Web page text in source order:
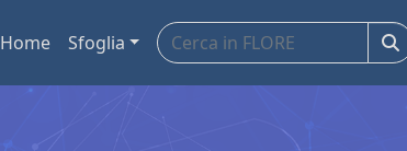
Home Sfoglia